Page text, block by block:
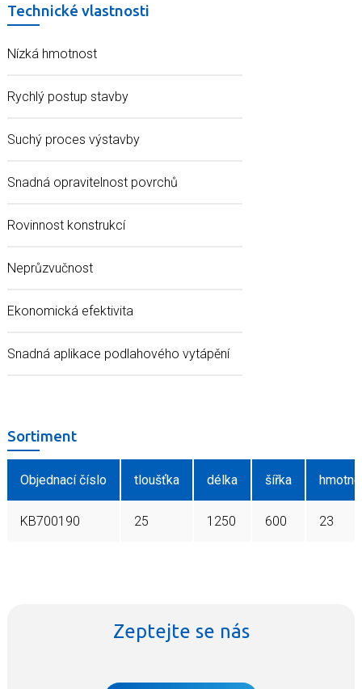
Technické vlastnosti
Nízká hmotnost
Rychlý postup stavby
Suchý proces výstavby
Snadná opravitelnost povrchů
Rovinnost konstrukcí
Neprůzvučnost
Ekonomická efektivita
Snadná aplikace podlahového vytápění
Sortiment
Objednací číslo tloušťka délka šířka
KB700190 25 1250 600 23
Zeptejte se nás